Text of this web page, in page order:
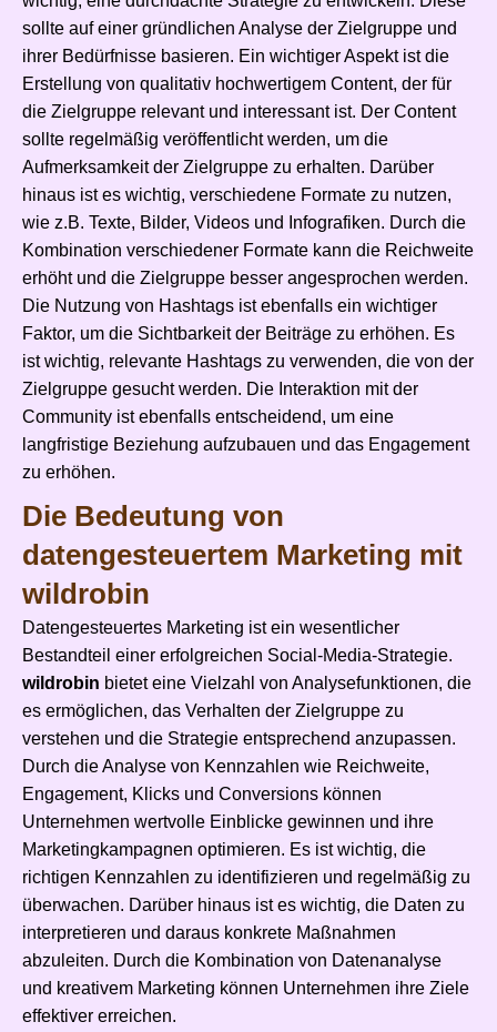
sollte auf einer gründlichen Analyse der Zielgruppe und
ihrer Bedürfnisse basieren. Ein wichtiger Aspekt ist die
Erstellung von qualitativ hochwertigem Content, der für
die Zielgruppe relevant und interessant ist. Der Content
sollte regelmäßig veröffentlicht werden, um die
Aufmerksamkeit der Zielgruppe zu erhalten. Darüber
hinaus ist es wichtig, verschiedene Formate zu nutzen,
wie z.B. Texte, Bilder, Videos und Infografiken. Durch die
Kombination verschiedener Formate kann die Reichweite
erhöht und die Zielgruppe besser angesprochen werden.
Die Nutzung von Hashtags ist ebenfalls ein wichtiger
Faktor, um die Sichtbarkeit der Beiträge zu erhöhen. Es
ist wichtig, relevante Hashtags zu verwenden, die von der
Zielgruppe gesucht werden. Die Interaktion mit der
Community ist ebenfalls entscheidend, um eine
langfristige Beziehung aufzubauen und das Engagement
zu erhöhen.
Die Bedeutung von
datengesteuertem Marketing mit
wildrobin
Datengesteuertes Marketing ist ein wesentlicher
Bestandteil einer erfolgreichen Social-Media-Strategie.
wildrobin bietet eine Vielzahl von Analysefunktionen, die
es ermöglichen, das Verhalten der Zielgruppe zu
verstehen und die Strategie entsprechend anzupassen.
Durch die Analyse von Kennzahlen wie Reichweite,
Engagement, Klicks und Conversions können
Unternehmen wertvolle Einblicke gewinnen und ihre
Marketingkampagnen optimieren. Es ist wichtig, die
richtigen Kennzahlen zu identifizieren und regelmäßig zu
überwachen. Darüber hinaus ist es wichtig, die Daten zu
interpretieren und daraus konkrete Maßnahmen
abzuleiten. Durch die Kombination von Datenanalyse
und kreativem Marketing können Unternehmen ihre Ziele
effektiver erreichen.